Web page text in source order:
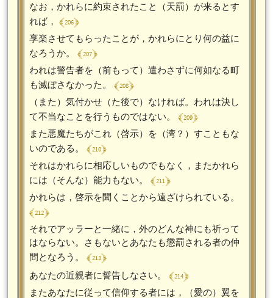
なお，かれらに約束されたこと（天罰）が来るとす
れば， ﴾ 206 ﴿
享楽させてもらったことが，かれらにとり何の益に
なろうか。 ﴾ 207 ﴿
われは警告者を（前もって）遣わさずに何如なる町
も滅ぼさなかった。 ﴾ 208 ﴿
（また）気付かせ（た後で）なければ。われは決し
て不当なことを行うものではない。 ﴾ 209 ﴿
また悪魔たちがこれ（啓示）を（湾？）すこともな
いのである。 ﴾ 210 ﴿
それはかれらに相応しいものでもなく，またかれら
には（そんな）能力もない。 ﴾ 211 ﴿
かれらは，啓示を聞くことから遠ざけられている。
﴾ 212 ﴿
それでアッラーと一緒に，外のどんな神にも祈って
はならない。さもないとあなたも懲罰される者の仲
間となろう。 ﴾ 213 ﴿
あなたの近親者に誓告しなさい。 ﴾ 214 ﴿
またあなたに従って信仰する者には，（愛の）翼を